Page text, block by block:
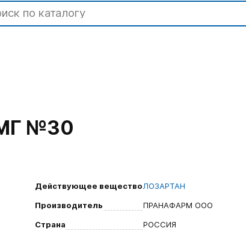
№30
Действующее веществоЛОЗАРТАН
Производитель
ПРАНАФАРМ ООО
Страна
РОССИЯ